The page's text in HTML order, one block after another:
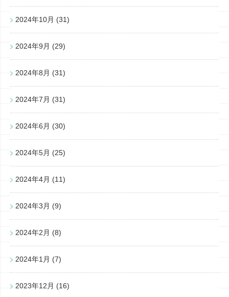
2024年10月 (31)
2024年9月 (29)
2024年8月 (31)
2024年7月 (31)
2024年6月 (30)
2024年5月 (25)
2024年4月 (11)
2024年3月 (9)
2024年2月 (8)
2024年1月 (7)
2023年12月 (16)